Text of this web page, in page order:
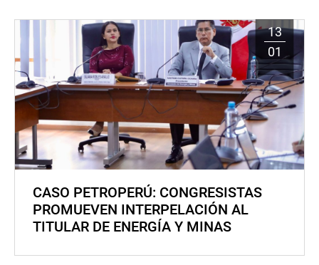
13
01
CASO PETROPERÚ: CONGRESISTAS
PROMUEVEN INTERPELACIÓN AL
TITULAR DE ENERGÍA Y MINAS